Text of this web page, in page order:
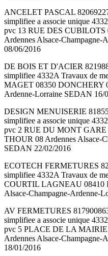
ANCELET PASCAL
simplifiee a associe unique
pvc 13 RUE DES
Ardennes Alsace-
08/06/2016
DE BOIS ET D'ACIER
simplifiee 4332A Travaux de
MAGET 08350 DONCHERY
Ardenne-Lorraine SEDAN 16/
DESIGN MENUISERIE
simplifiee a associe unique
pvc 2 RUE DU MONT
THOUR 08 Ardennes Alsace-
SEDAN 22/02/2016
ECOTECH FERMETURES
simplifiee 4332A Travaux de
COURTIL LAGNEAU 08410
Alsace-Champagne-Ardenne-
AV FERMETURES
simplifiee a associe unique
pvc 5 PLACE DE LA
Ardennes Alsace-
18/01/2016